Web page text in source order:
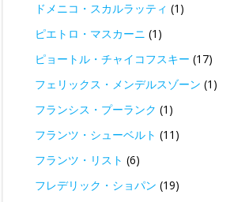
ドメニコ・スカルラッティ (1)
ピエトロ・マスカーニ (1)
ピョートル・チャイコフスキー (17)
フェリックス・メンデルスゾーン (1)
フランシス・プーランク (1)
フランツ・シューベルト (11)
フランツ・リスト (6)
フレデリック・ショパン (19)